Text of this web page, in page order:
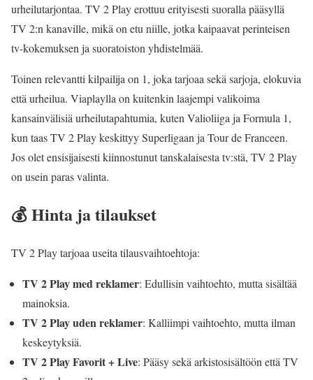
urheilutarjontaa. TV 2 Play erottuu erityisesti suoralla pääsyllä
TV 2:n kanaville, mikä on etu niille, jotka kaipaavat perinteisen
tv-kokemuksen ja suoratoiston yhdistelmää.
Toinen relevantti kilpailija on 1, joka tarjoaa sekä sarjoja, elokuvia
että urheilua. Viaplaylla on kuitenkin laajempi valikoima
kansainvälisiä urheilutapahtumia, kuten Valioliiga ja Formula 1,
kun taas TV 2 Play keskittyy Superligaan ja Tour de Franceen.
Jos olet ensisijaisesti kiinnostunut tanskalaisesta tv:stä, TV 2 Play
on usein paras valinta.
💰 Hinta ja tilaukset
TV 2 Play tarjoaa useita tilausvaihtoehtoja:
TV 2 Play med reklamer: Edullisin vaihtoehto, mutta sisältää
mainoksia.
TV 2 Play uden reklamer: Kalliimpi vaihtoehto, mutta ilman
keskeytyksiä.
TV 2 Play Favorit + Live: Pääsy sekä arkistosisältöön että TV